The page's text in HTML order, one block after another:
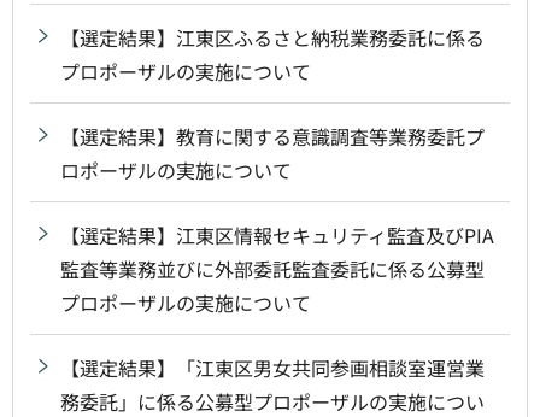
【選定結果】江東区ふるさと納税業務委託に係る
プロポーザルの実施について
【選定結果】教育に関する意識調査等業務委託プ
ロポーザルの実施について
【選定結果】江東区情報セキュリティ監査及びPIA
監査等業務並びに外部委託監査委託に係る公募型
プロポーザルの実施について
【選定結果】「江東区男女共同参画相談室運営業
務委託」に係る公募型プロポーザルの実施につい